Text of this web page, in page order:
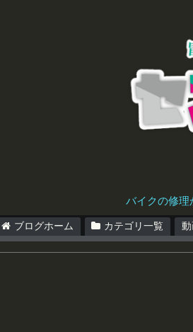
バイクの修理
ブログホーム カテゴリ一覧